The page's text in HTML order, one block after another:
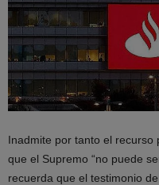
Inadmite por tanto el recurso
que el Supremo “no puede
recuerda que el testimonio